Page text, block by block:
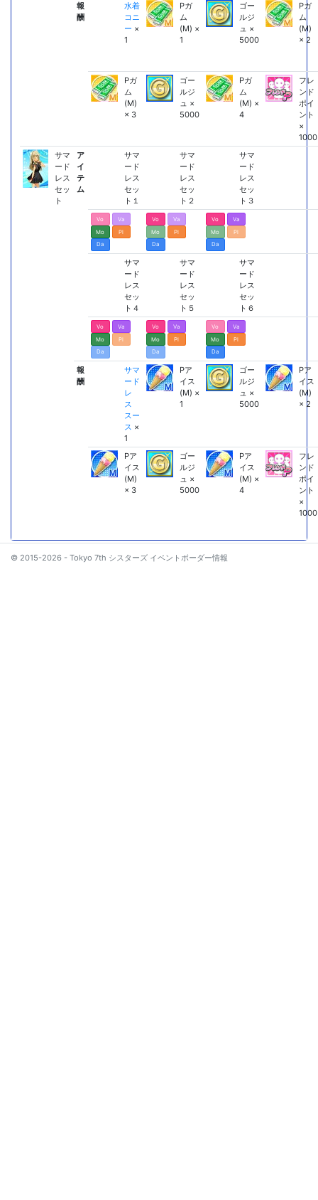
報
酬
水着
コニ
ー ×
1
Pガ
ム
(M) ×
1
ゴー
ルジ
ュ ×
5000
Pガ
ム
(M)
× 2
Pガ
ム
(M)
× 3
ゴー
ルジ
ュ ×
5000
Pガ
ム
(M) ×
4
フレ
ンド
ポイ
ント
×
1000
サマ
ード
レス
セッ
ト
ア
イ
テ
ム
サマ
ード
レス
セッ
ト１
サマ
ード
レス
セッ
ト２
サマ
ード
レス
セッ
ト３
Vo
Va
Mo
Pl
Da
Vo
Va
Mo
Pl
Da
Vo
Va
Mo
Pl
Da
サマ
ード
レス
セッ
ト４
サマ
ード
レス
セッ
ト５
サマ
ード
レス
セッ
ト６
Vo
Va
Mo
Pl
Da
Vo
Va
Mo
Pl
Da
Vo
Va
Mo
Pl
Da
報
酬
サマ
ード
レ
ス
スー
ス ×
1
Pア
イス
(M) ×
1
ゴー
ルジ
ュ ×
5000
Pア
イス
(M)
× 2
Pア
イス
(M)
× 3
ゴー
ルジ
ュ ×
5000
Pア
イス
(M) ×
4
フレ
ンド
ポイ
ント
×
1000
© 2015-2026 - Tokyo 7th シスターズ イベントボーダー情報